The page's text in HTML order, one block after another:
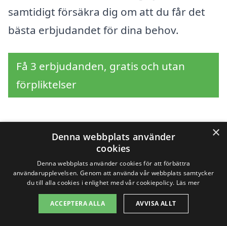
samtidigt försäkra dig om att du får det
bästa erbjudandet för dina behov.
Få 3 erbjudanden, gratis och utan
förpliktelser
Sök efter en
professionell för
trädbeskärning i andra
städer nära Södra
×
Denna webbplats använder
cookies
Denna webbplats använder cookies för att förbättra
användarupplevelsen. Genom att använda vår webbplats samtycker
du till alla cookies i enlighet med vår cookiepolicy. Läs mer
ACCEPTERA ALLA AVVISA ALLT